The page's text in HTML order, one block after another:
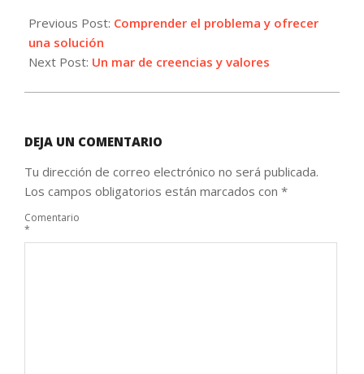
10-
29
Previous Post: Comprender el problema y ofrecer
una solución
Next Post: Un mar de creencias y valores
DEJA UN COMENTARIO
Tu dirección de correo electrónico no será publicada.
Los campos obligatorios están marcados con *
Comentario
*